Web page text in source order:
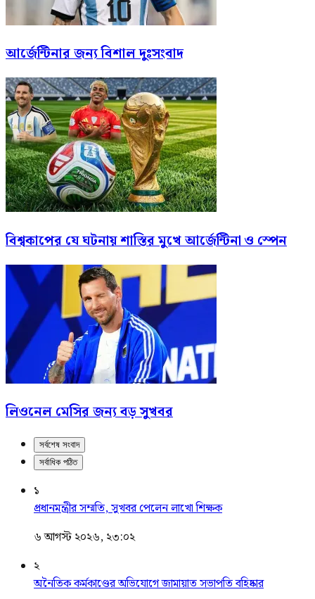
আর্জেন্টিনার জন্য বিশাল দুঃসংবাদ
বিশ্বকাপের যে ঘটনায় শাস্তির মুখে আর্জেন্টিনা ও স্পেন
লিওনেল মেসির জন্য বড় সুখবর
সর্বশেষ সংবাদ
সর্বাধিক পঠিত
১
প্রধানমন্ত্রীর সম্মতি, সুখবর পেলেন লাখো শিক্ষক
৬ আগস্ট ২০২৬, ২৩:০২
২
অনৈতিক কর্মকাণ্ডের অভিযোগে জামায়াত সভাপতি বহিষ্কার